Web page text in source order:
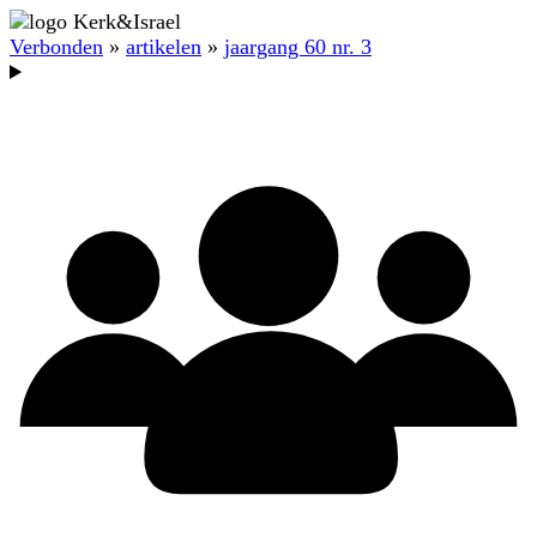
Verbonden » artikelen » jaargang 60 nr. 3